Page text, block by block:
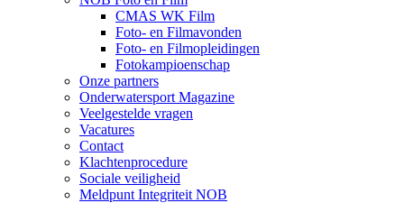
CMAS WK Film
Foto- en Filmavonden
Foto- en Filmopleidingen
Fotokampioenschap
Onze partners
Onderwatersport Magazine
Veelgestelde vragen
Vacatures
Contact
Klachtenprocedure
Sociale veiligheid
Meldpunt Integriteit NOB